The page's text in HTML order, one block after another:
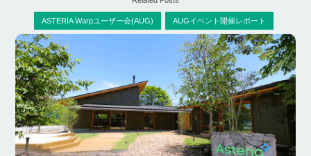
ASTERIA Warpユーザー会(AUG) AUGイベント開催レポート